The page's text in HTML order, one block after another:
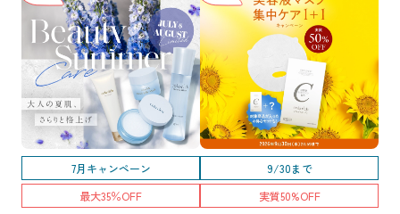
7月キャンペーン
最大35％OFF
9/30まで
実質50%OFF